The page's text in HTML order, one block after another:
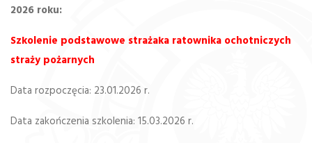
2026 roku:
Szkolenie podstawowe strażaka ratownika ochotniczych
straży pożarnych
Data rozpoczęcia: 23.01.2026 r.
Data zakończenia szkolenia: 15.03.2026 r.